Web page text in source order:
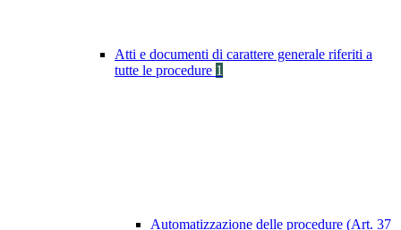
Atti e documenti di carattere generale riferiti a
tutte le procedure 1
Automatizzazione delle procedure (Art. 37